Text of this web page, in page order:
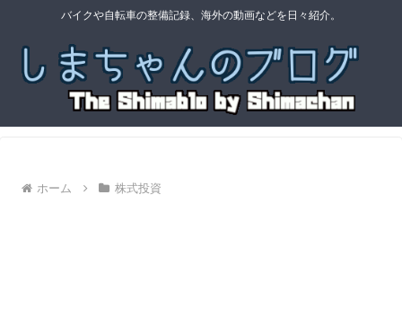
バイクや自転車の整備記録、海外の動画などを日々紹介。
ホーム 株式投資